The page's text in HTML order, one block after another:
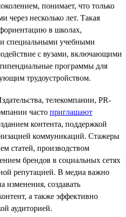
понимает, что только
через несколько лет. Такая
в школах,
специальными учебными
с вузами, включающими
программы для
трудоустройством.
телекомпании, PR-
часто приглашают
контента, поддержкой
коммуникаций. Стажеры
статей, производством
брендов в социальных сетях
репутацией. В медиа важно
изменения, создавать
а также эффективно
аудиторией.